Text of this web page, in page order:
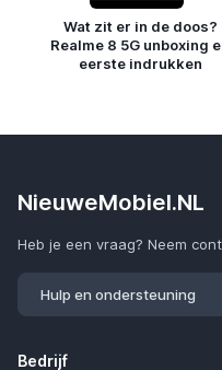
Wat zit er in de doos?
Realme 8 5G unboxing
eerste indrukken
NieuweMobiel.NL
Heb je een vraag? Neem
Hulp en ondersteuning
Bedrijf